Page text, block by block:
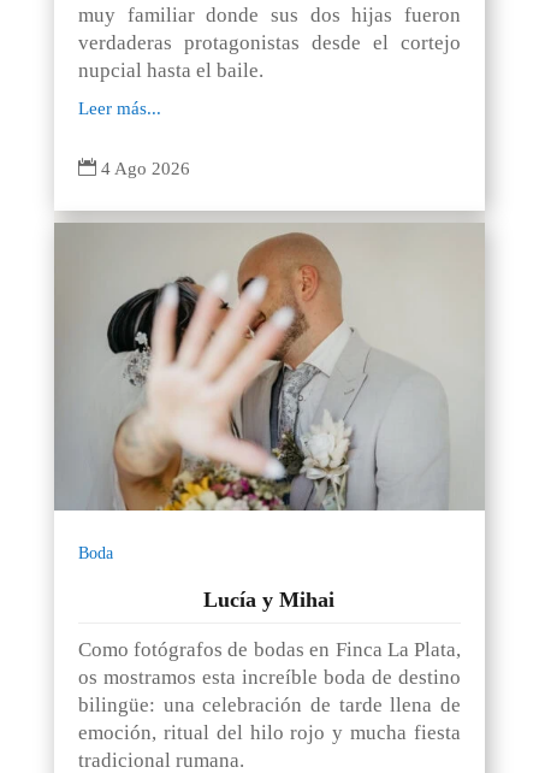
muy familiar donde sus dos hijas fueron
verdaderas protagonistas desde el cortejo
nupcial hasta el baile.
Leer más...
 4 Ago 2026
Boda
Lucía y Mihai
Como fotógrafos de bodas en Finca La Plata,
os mostramos esta increíble boda de destino
bilingüe: una celebración de tarde llena de
emoción, ritual del hilo rojo y mucha fiesta
tradicional rumana.